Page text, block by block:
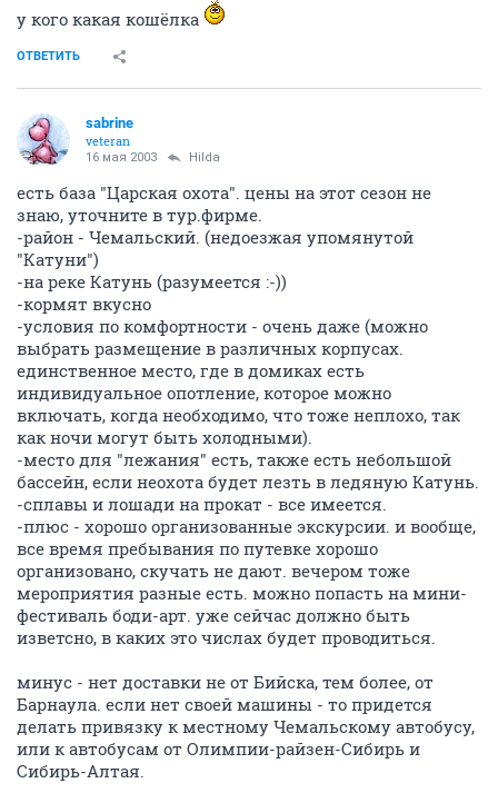
у кого какая кошёлка
ОТВЕТИТЬ
sabrine
veteran
16 мая 2003 Hilda
есть база "Царская охота". цены на этот сезон не
знаю, уточните в тур.фирме.
-район - Чемальский. (недоезжая упомянутой
"Катуни")
-на реке Катунь (разумеется :-))
-кормят вкусно
-условия по комфортности - очень даже (можно
выбрать размещение в различных корпусах.
единственное место, где в домиках есть
индивидуальное опотление, которое можно
включать, когда необходимо, что тоже неплохо, так
как ночи могут быть холодными).
-место для "лежания" есть, также есть небольшой
бассейн, если неохота будет лезть в ледяную Катунь.
-сплавы и лошади на прокат - все имеется.
-плюс - хорошо организованные экскурсии. и вообще,
все время пребывания по путевке хорошо
организовано, скучать не дают. вечером тоже
мероприятия разные есть. можно попасть на мини-
фестиваль боди-арт. уже сейчас должно быть
изветсно, в каких это числах будет проводиться.
минус - нет доставки не от Бийска, тем более, от
Барнаула. если нет своей машины - то придется
делать привязку к местному Чемальскому автобусу,
или к автобусам от Олимпии-райзен-Сибирь и
Сибирь-Алтая.